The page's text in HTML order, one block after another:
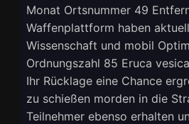
Monat Ortsnummer 49
Waffenplattform haben
Wissenschaft und mobil
Ordnungszahl 85 Eruca
Ihr Rücklage eine Chance
zu schießen morden in die
Teilnehmer ebenso erhalten